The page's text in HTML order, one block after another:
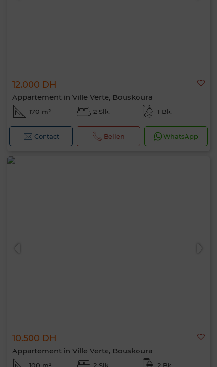
12.000 DH
Appartement in Ville Verte, Bouskoura
170 m² 2 Slk. 1 Bk.
Contact Bellen WhatsApp
10.500 DH
Appartement in Ville Verte, Bouskoura
100 m² 2 Slk. 2 Bk.